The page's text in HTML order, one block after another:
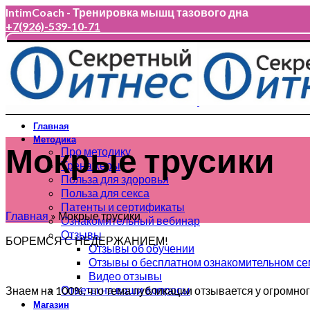
IntimCoach - Тренировка мышц тазового дна
+7(926)-539-10-71
+7(926)-539-10-71
Главная
Методика
Про методику
Тренажеры
Польза для здоровья
Польза для секса
Патенты и сертификаты
Ознакомительный вебинар
Отзывы
Отзывы об обучении
Отзывы о бесплатном ознакомительном
Видео отзывы
Ответы на ваши вопросы
Магазин
Мокрые трусики
Главная » Мокрые трусики
БОРЕМСЯ С НЕДЕРЖАНИЕМ!
Знаем на 100%, что тема публикации отзывается у